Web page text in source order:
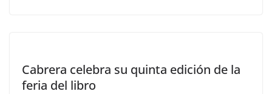
Cabrera celebra su quinta edición de la
feria del libro